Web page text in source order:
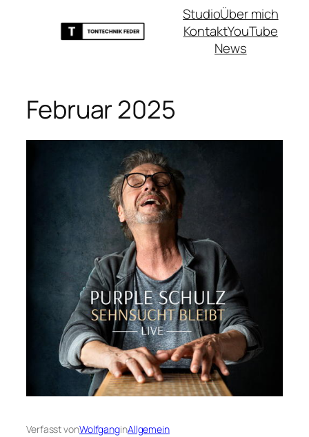
StudioÜber mich
KontaktYouTube
News
Februar 2025
Verfasst vonWolfganginAllgemein